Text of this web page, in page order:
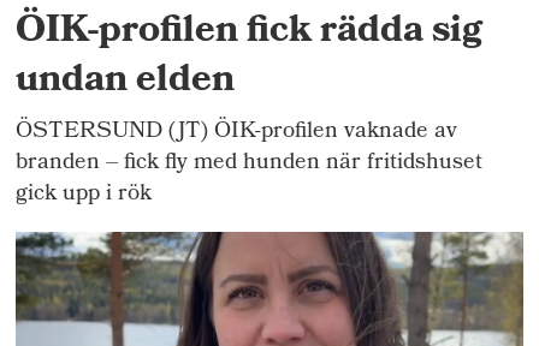
ÖIK-profilen fick rädda sig
undan elden
ÖSTERSUND (JT) ÖIK-profilen vaknade av
branden – fick fly med hunden när fritidshuset
gick upp i rök